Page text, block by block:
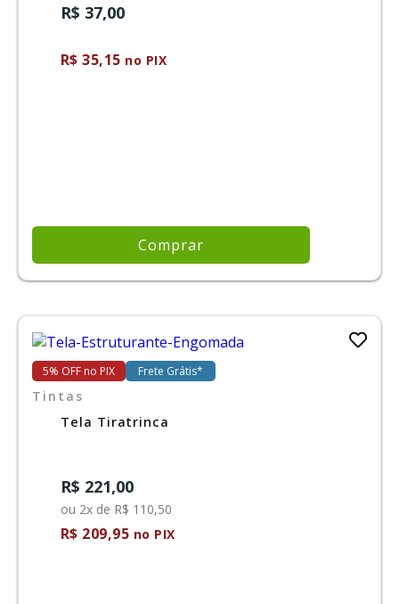
R$ 37,00
R$ 35,15 no PIX
Comprar
5% OFF no PIX Frete Grátis*
Tintas
Tela Tiratrinca
R$ 221,00
ou 2x de R$ 110,50
R$ 209,95 no PIX